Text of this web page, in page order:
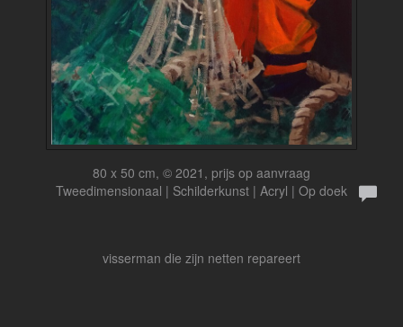
80 x 50 cm, © 2021, prijs op aanvraag
Tweedimensionaal | Schilderkunst | Acryl | Op doek
visserman die zijn netten repareert